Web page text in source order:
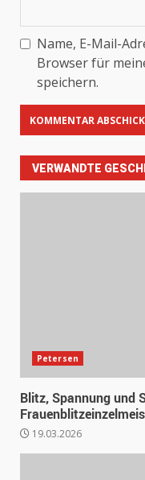
Name, E-Mail-
Browser für
speichern.
VERWANDTE
Petersen
Blitz, Spannung und
19.03.2026